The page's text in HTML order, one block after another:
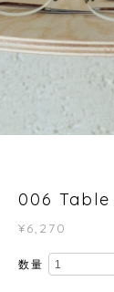
006
¥6,270
数量